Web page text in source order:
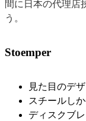
間に日本の代理店
う。
Stoemper
見た目のデ
スチールし
ディスクブ